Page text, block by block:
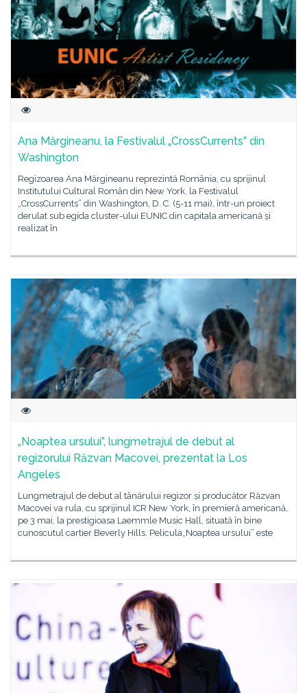
Ana Mărgineanu, la Festivalul „CrossCurrents” din
Washington
Regizoarea Ana Mărgineanu reprezintă România, cu sprijinul
Institutului Cultural Român din New York, la Festivalul
„CrossCurrents” din Washington, D. C. (5-11 mai), într-un proiect
derulat sub egida cluster-ului EUNIC din capitala americană și
realizat în
„Noaptea ursului”, lungmetrajul de debut al
regizorului Răzvan Macovei, prezentat la Los
Angeles
Lungmetrajul de debut al tânărului regizor și producător Răzvan
Macovei va rula, cu sprijinul ICR New York, în premieră americană,
pe 3 mai, la prestigioasa Laemmle Music Hall, situată în bine
cunoscutul cartier Beverly Hills. Pelicula„Noaptea ursului” este